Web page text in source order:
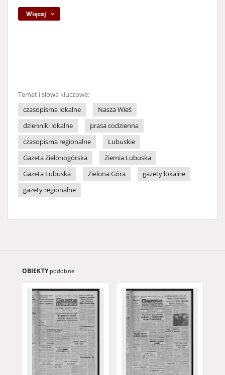
Więcej
Temat i słowa kluczowe:
czasopisma lokalne
Nasza Wieś
dzienniki lokalne
prasa codzienna
czasopisma regionalne
Lubuskie
Gazeta Zielonogórska
Ziemia Lubuska
Gazeta Lubuska
Zielona Góra
gazety lokalne
gazety regionalne
OBIEKTY podobne